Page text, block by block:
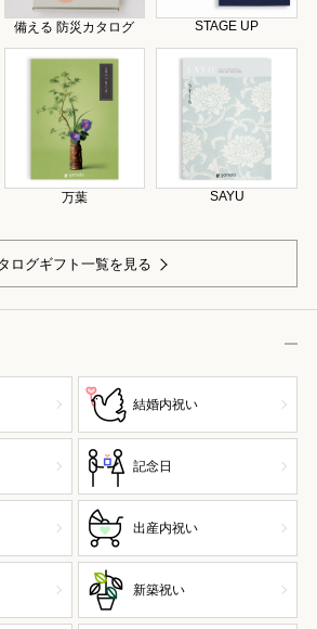
備える 防災カタログ STAGE UP
万葉 SAYU
ログギフト一覧を見る
結婚内祝い
記念日
出産内祝い
新築祝い